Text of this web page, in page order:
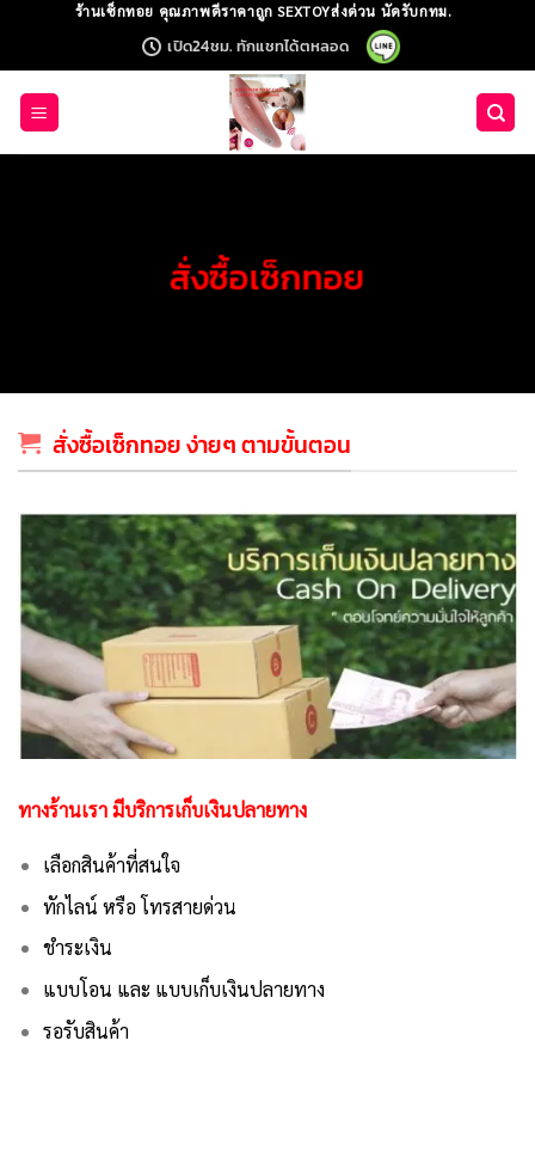
content
ร้านเซ็กทอย คุณภาพดีราคาถูก SEXTOYส่งด่วน นัดรับกทม.
เปิด24ชม. ทักแชทได้ตหลอด
สั่งซื้อเซ็กทอย
สั่งซื้อเซ็กทอย ง่ายๆ ตามขั้นตอน
ทางร้านเรา มีบริการเก็บเงินปลายทาง
เลือกสินค้าที่สนใจ
ทักไลน์ หรือ โทรสายด่วน
ชำระเงิน
แบบโอน และ แบบเก็บเงินปลายทาง
รอรับสินค้า